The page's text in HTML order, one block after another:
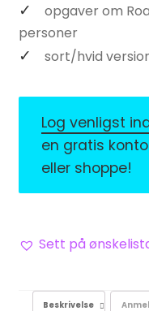
opgaver om
personer
sort/hvid
Log venligst
en gratis
eller shoppe!
Sett på
Beskrivelse